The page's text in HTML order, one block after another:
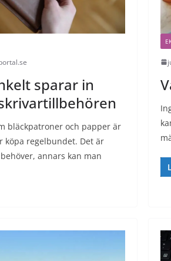
sparar in
bläckpatroner och papper är
köpa regelbundet. Det är
annars kan man